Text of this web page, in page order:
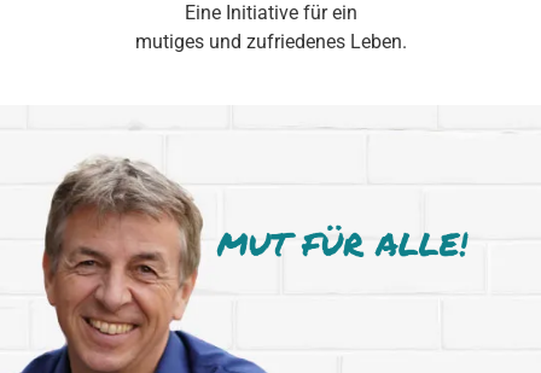
Eine Initiative für ein
mutiges und zufriedenes Leben.